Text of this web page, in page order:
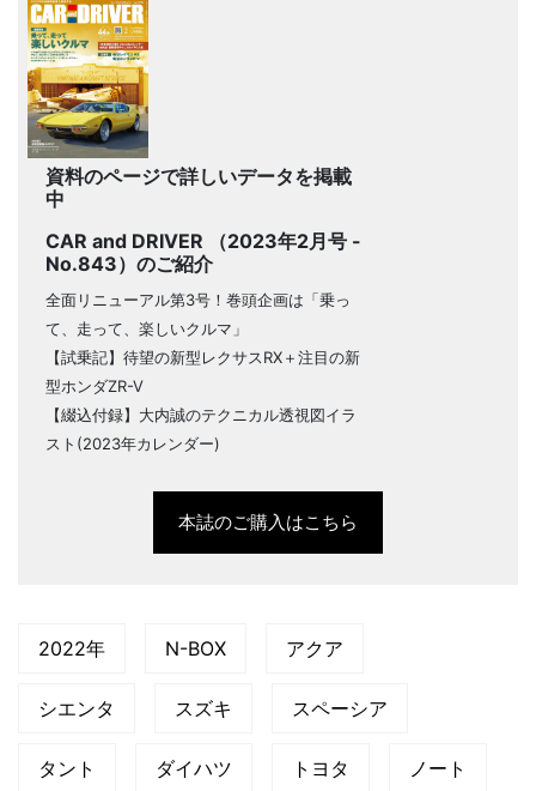
資料のページで詳しいデータを掲載
中
CAR and DRIVER （2023年2月号 -
No.843）のご紹介
全面リニューアル第3号！巻頭企画は「乗っ
て、走って、楽しいクルマ」
【試乗記】待望の新型レクサスRX＋注目の新
型ホンダZR-V
【綴込付録】大内誠のテクニカル透視図イラ
スト(2023年カレンダー)
本誌のご購入はこちら
2022年 N-BOX アクア
シエンタ スズキ スペーシア
タント ダイハツ トヨタ ノート